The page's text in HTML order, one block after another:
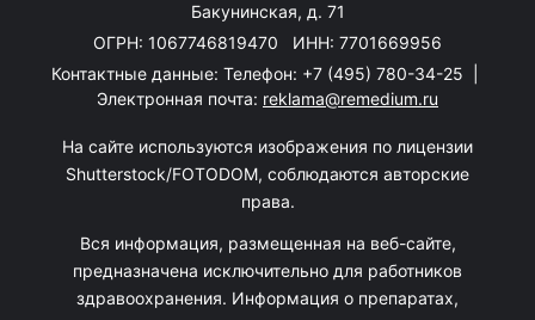
Бакунинская, д. 71
ОГРН: 1067746819470 ИНН: 7701669956
Контактные данные: Телефон: +7 (495) 780-34-25
Электронная почта: reklama@remedium.ru
На сайте используются изображения по лицензии
Shutterstock/FOTODOM, соблюдаются авторские
права.
Вся информация, размещенная на веб-сайте,
предназначена исключительно для работников
здравоохранения. Информация о препаратах,